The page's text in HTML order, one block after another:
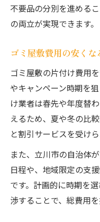
不要品の分別を進める
の両立が実現できます。
ゴミ屋敷費用の安く
ゴミ屋敷の片付け費用
やキャンペーン時期を
け業者は春先や年度替
えるため、夏や冬の比
と割引サービスを受け
また、立川市の自治体
日程や、地域限定の支
です。計画的に時期を
渉することで、総費用